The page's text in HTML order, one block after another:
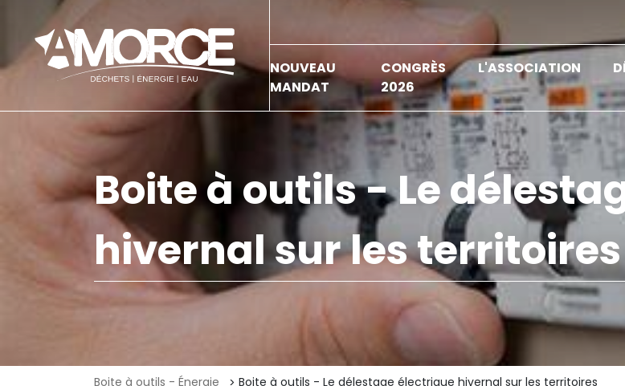
NOUVEAU
MANDAT
CONGRÈS
2026
L'ASSOCIATION
Boite à outils - Le
hivernal sur les territoires
Boite à outils - Énergie Boite à outils - Le délestage électrique hivernal sur les territoires